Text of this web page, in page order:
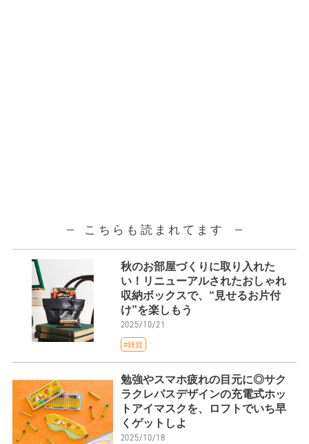
こちらも読まれてます
秋のお部屋づくりに取り入れた
い！リニューアルされたおしゃれ
収納ボックスで、“見せるお片付
け”を楽しもう
2025/10/21
#雑貨
勉強やスマホ疲れの目元に◎サク
ラクレパスデザインの充電式ホッ
トアイマスクを、ロフトでいち早
くゲットしよ
2025/10/18